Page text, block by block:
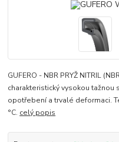
GUFERO - NBR PRYŽ NITRIL
charakteristický vysokou
opotřebení a trvalé deformaci.
°C. celý popis